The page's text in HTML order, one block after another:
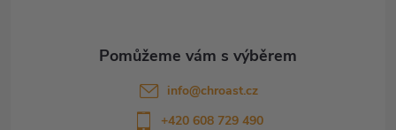
info@chroast.cz
+420 608 729 490